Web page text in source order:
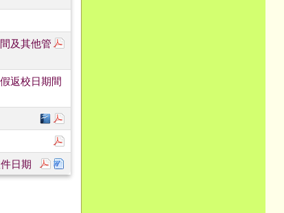
及其他管
返校日期間
下載：1150720教育部臺灣本土語言文學獎實施
下載：1150068311_附件1-「115學年度各級學
日期